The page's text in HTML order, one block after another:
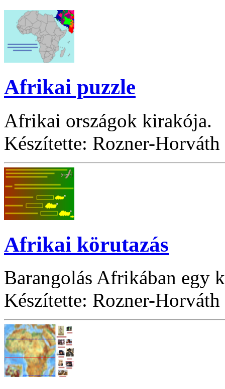
Afrikai puzzle
Afrikai országok kirakója.
Készítette: Rozner-
Afrikai körutazás
Barangolás Afrikában egy
Készítette: Rozner-